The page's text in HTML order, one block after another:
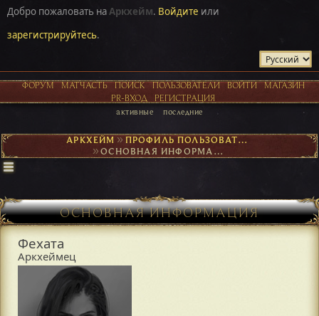
Добро пожаловать наАркхейм. Войдите или
зарегистрируйтесь.
ФОРУМ МАТЧАСТЬ ПОИСК ПОЛЬЗОВАТЕЛИ ВОЙТИ
МАГАЗИН
PR-ВХОД
РЕГИСТРАЦИЯ
активные последние
АРКХЕЙМ► ПРОФИЛЬ ПОЛЬЗОВАТЕЛЯ ФЕХАТА
► ОСНОВНАЯ ИНФОРМАЦИЯ
ОСНОВНАЯ ИНФОРМАЦИЯ
Фехата
Аркхеймец